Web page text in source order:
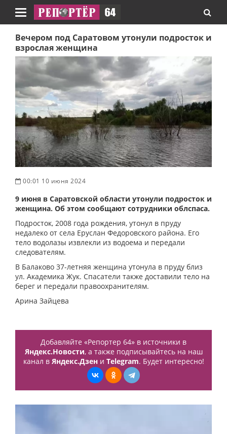
Навигация
Вечером под Саратовом утонули подросток и
взрослая женщина
00:01 10 июня 2024
9 июня в Саратовской области утонули подросток и
женщина. Об этом сообщают сотрудники облспаса.
Подросток, 2008 года рождения, утонул в пруду
недалеко от села Еруслан Федоровского района. Его
тело водолазы извлекли из водоема и передали
следователям.
В Балаково 37-летняя женщина утонула в пруду близ
ул. Академика Жук. Спасатели также доставили тело на
берег и передали правоохранителям.
Арина Зайцева
Добавляйте «Репортер 64» в источники в
Яндекс.Новости, а также подписывайтесь на наш
канал в Яндекс.Дзени Telegram. Будет интересно!